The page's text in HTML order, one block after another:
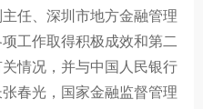
任、深圳市地方金融管理
工作取得积极成效和第二
情况，并与中国人民银行
春光，国家金融监督管理